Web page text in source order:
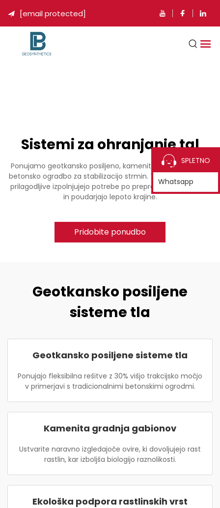
 [email protected]
Sistemi za ohranjanje tal
Ponujamo geotkansko posiljeno, kamenito in predizdelano
betonsko ogradbo za stabilizacijo strmin. Trdne, ekološke in
prilagodljive izpolnjujejo potrebe po preprečevanju potrese
in poudarjajo lepoto krajine.
Pridobite ponudbo
Geotkansko posiljene
sisteme tla
Geotkansko posiljene sisteme tla
Ponujajo fleksibilna rešitve z 30% višjo trakcijsko močjo
v primerjavi s tradicionalnimi betonskimi ogrodmi.
Kamenita gradnja gabionov
Ustvarite naravno izgledajoče ovire, ki dovoljujejo rast
rastlin, kar izboljša biologijo raznolikosti.
Ekološka podpora rastlinskih vrst
SPLETNO
Whatsapp